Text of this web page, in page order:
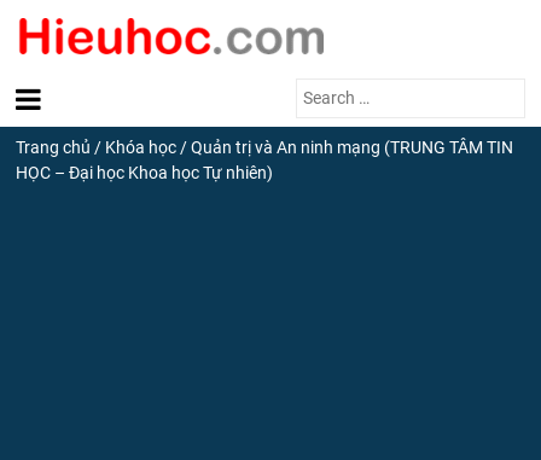
Search
Trang chủ / Khóa học /Quản trị và An ninh mạng (TRUNG TÂM TIN
HỌC – Đại học Khoa học Tự nhiên)